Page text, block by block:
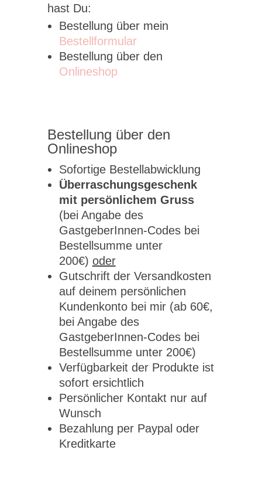
hast Du:
Bestellung über mein
Bestellformular
Bestellung über den
Onlineshop
Bestellung über den
Onlineshop
Sofortige Bestellabwicklung
Überraschungsgeschenk
mit persönlichem Gruss
(bei Angabe des
GastgeberInnen-Codes bei
Bestellsumme unter
200€) oder
Gutschrift der Versandkosten
auf deinem persönlichen
Kundenkonto bei mir (ab 60€,
bei Angabe des
GastgeberInnen-Codes bei
Bestellsumme unter 200€)
Verfügbarkeit der Produkte ist
sofort ersichtlich
Persönlicher Kontakt nur auf
Wunsch
Bezahlung per Paypal oder
Kreditkarte